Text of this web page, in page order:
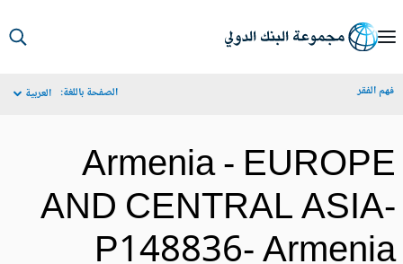
الفقر الصفحة باللغة: العربية
Armenia -
AND CENTRAL